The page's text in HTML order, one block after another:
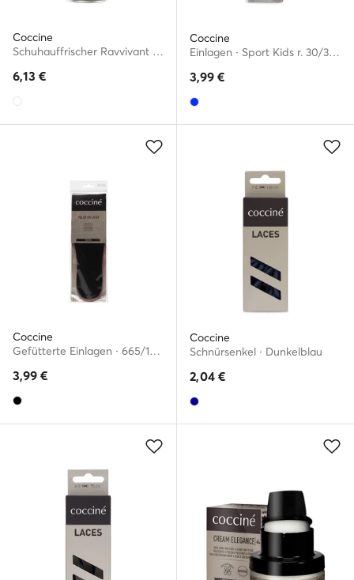
Coccine
Schuhauffrischer Ravvivant 55/59/250/01/A/15v4
6,13 €
Coccine
Einlagen · Sport Kids r. 30/31 665/75/24-35/AZ
3,99 €
Coccine
Gefütterte Einlagen · 665/18/AZ r.43/44
3,99 €
Coccine
Schnürsenkel · Dunkelblau
2,04 €